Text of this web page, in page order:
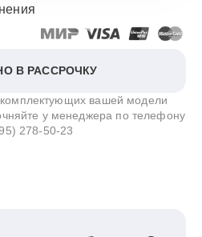
В РАССРОЧКУ
комплектующих вашей модели
у менеджера по телефону
278-50-23